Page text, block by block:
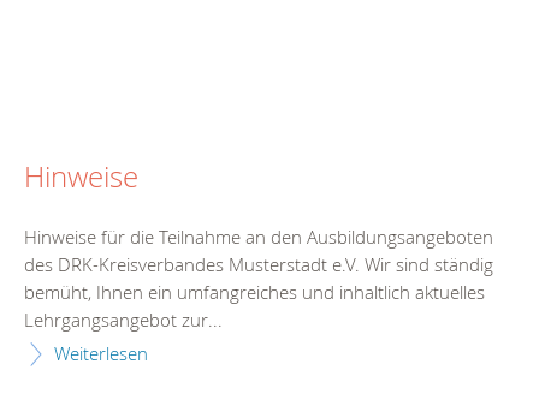
Hinweise
Hinweise für die Teilnahme an den Ausbildungsangeboten
des DRK-Kreisverbandes Musterstadt e.V. Wir sind ständig
bemüht, Ihnen ein umfangreiches und inhaltlich aktuelles
Lehrgangsangebot zur...
Weiterlesen